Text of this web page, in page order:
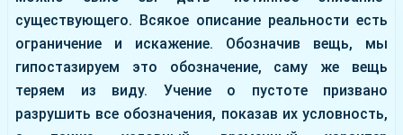
существующего. Всякое описание реальности есть
ограничение и искажение. Обозначив вещь, мы
гипостазируем это обозначение, саму же вещь
теряем из виду. Учение о пустоте призвано
разрушить все обозначения, показав их условность,